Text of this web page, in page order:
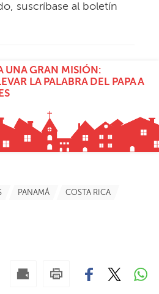
suscríbase al boletín
UNA GRAN MISIÓN:
LA PALABRA DEL PAPA A
PANAMÁ COSTA RICA